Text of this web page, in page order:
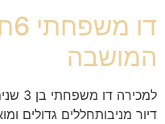
המושבה
דיור מניבותחללים גדולים